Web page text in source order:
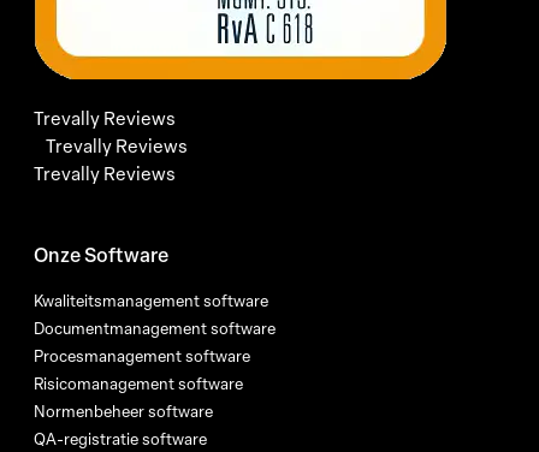
Trevally Reviews
Trevally Reviews
Trevally Reviews
Onze Software
Kwaliteitsmanagement software
Documentmanagement software
Procesmanagement software
Risicomanagement software
Normenbeheer software
QA-registratie software